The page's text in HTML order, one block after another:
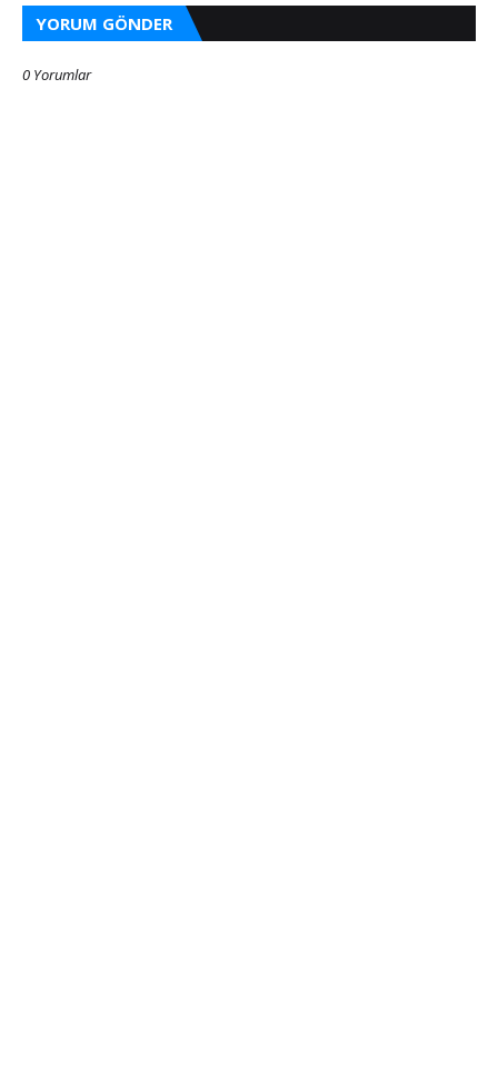
YORUM GÖNDER
0 Yorumlar